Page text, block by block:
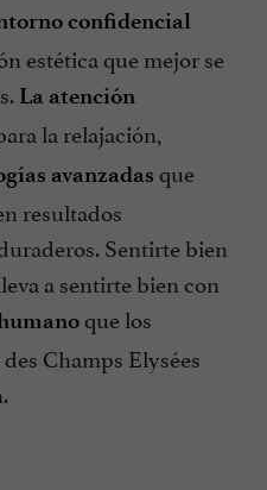
confidencial
estética que mejor se
La atención
la relajación,
avanzadas que
resultados
Sentirte bien
a sentirte bien con
que los
Champs Elysées